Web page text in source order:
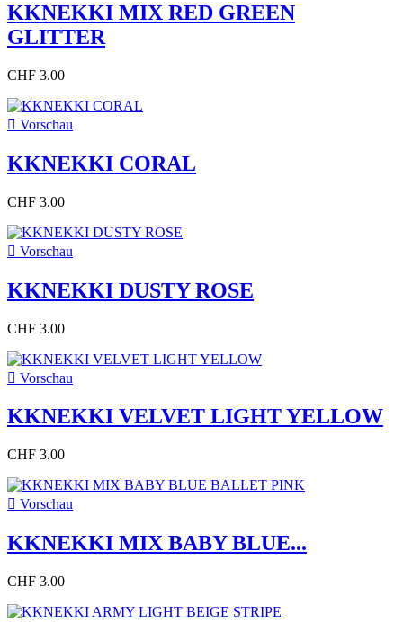
KKNEKKI MIX RED GREEN
GLITTER
CHF 3.00
 Vorschau
KKNEKKI CORAL
CHF 3.00
 Vorschau
KKNEKKI DUSTY ROSE
CHF 3.00
 Vorschau
KKNEKKI VELVET LIGHT YELLOW
CHF 3.00
 Vorschau
KKNEKKI MIX BABY BLUE...
CHF 3.00